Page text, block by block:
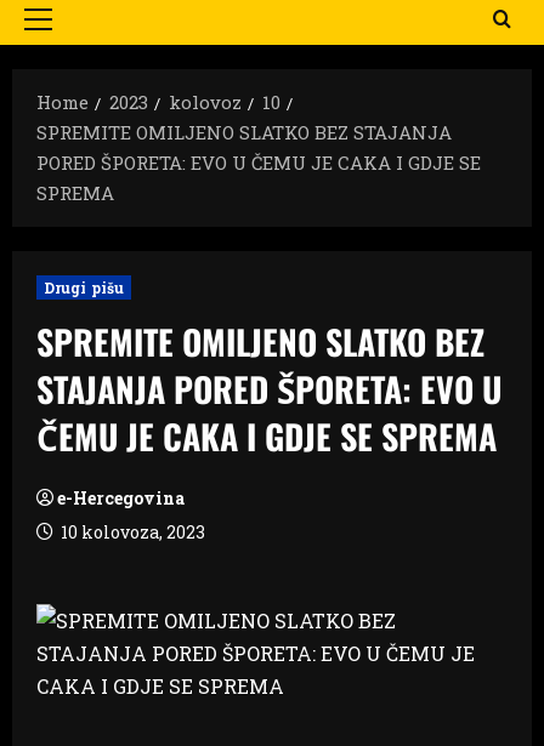
Primary
Home
2023 kolovoz
10
SPREMITE OMILJENO SLATKO BEZ STAJANJA
PORED ŠPORETA: EVO U ČEMU JE CAKA I GDJE SE
SPREMA
Drugi pišu
SPREMITE OMILJENO SLATKO BEZ
STAJANJA PORED ŠPORETA: EVO U
ČEMU JE CAKA I GDJE SE SPREMA
e-Hercegovina
10 kolovoza, 2023